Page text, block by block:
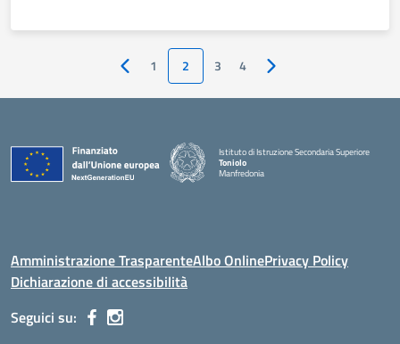
Pagina precedente
1 2 3 4 Pagina successiva
Istituto di Istruzione Secondaria Superiore
Toniolo
Manfredonia
Amministrazione TrasparenteAlbo OnlinePrivacy Policy
Dichiarazione di accessibilità
Seguici su: